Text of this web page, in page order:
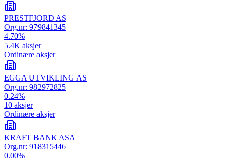
PRESTFJORD AS
Org.nr: 979841345
4.70%
5.4K aksjer
Ordinære aksjer
EGGA UTVIKLING AS
Org.nr: 982972825
0.24%
10 aksjer
Ordinære aksjer
KRAFT BANK ASA
Org.nr: 918315446
0.00%